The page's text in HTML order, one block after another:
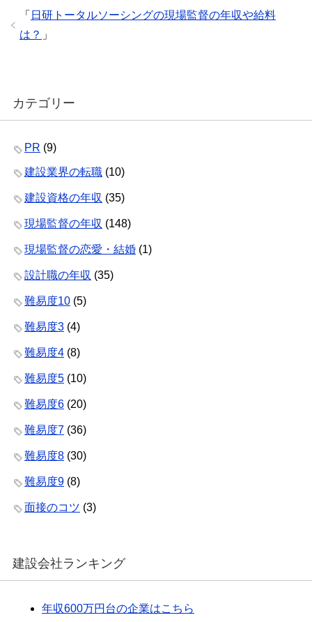
k
「 日研トータルソーシングの現場監督の年収や給料
は？ 」
カテゴリー
PR (9)
建設業界の転職 (10)
建設資格の年収 (35)
現場監督の年収 (148)
現場監督の恋愛・結婚 (1)
設計職の年収 (35)
難易度10 (5)
難易度3 (4)
難易度4 (8)
難易度5 (10)
難易度6 (20)
難易度7 (36)
難易度8 (30)
難易度9 (8)
面接のコツ (3)
建設会社ランキング
年収600万円台の企業はこちら